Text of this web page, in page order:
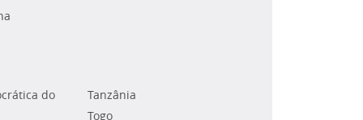
do
Tanzânia
Togo